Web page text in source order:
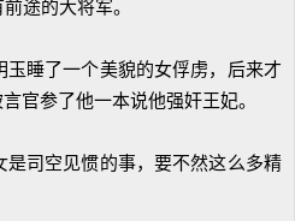
途的大将军。
睡了一个美貌的女俘虏，后来才
官参了他一本说他强奸王妃。
司空见惯的事，要不然这么多精